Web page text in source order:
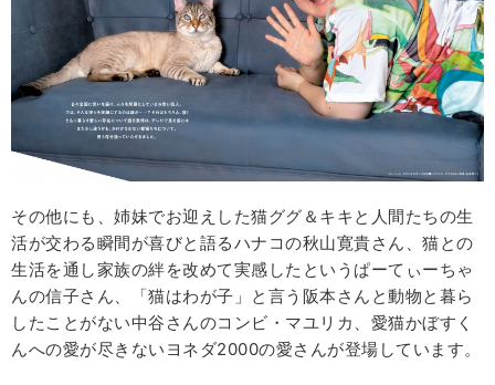
その他にも、姉妹でお迎えした猫ググ＆キキと人間たちの生
活が交わる瞬間が喜びと語るハナコの秋山寛貴さん、猫との
生活を通し家族の絆を改めて実感したというぱーてぃーちゃ
んの信子さん、「猫はわが子」と言う阪本さんと動物と暮ら
したことがない中谷さんのコンビ・マユリカ、愛猫かぼすく
んへの愛が尽きないヨネダ2000の愛さんが登場しています。